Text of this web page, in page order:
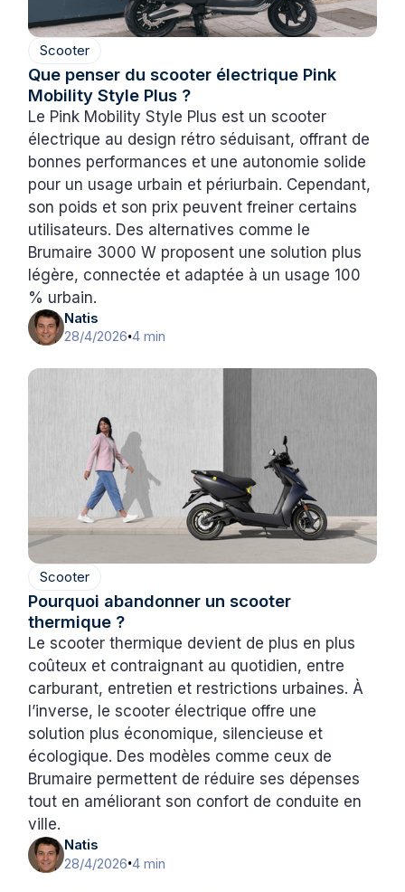
Scooter
Que penser du scooter électrique Pink
Mobility Style Plus ?
Le Pink Mobility Style Plus est un scooter
électrique au design rétro séduisant, offrant de
bonnes performances et une autonomie solide
pour un usage urbain et périurbain. Cependant,
son poids et son prix peuvent freiner certains
utilisateurs. Des alternatives comme le
Brumaire 3000 W proposent une solution plus
légère, connectée et adaptée à un usage 100
% urbain.
Natis
28/4/2026•4 min
Scooter
Pourquoi abandonner un scooter
thermique ?
Le scooter thermique devient de plus en plus
coûteux et contraignant au quotidien, entre
carburant, entretien et restrictions urbaines. À
l’inverse, le scooter électrique offre une
solution plus économique, silencieuse et
écologique. Des modèles comme ceux de
Brumaire permettent de réduire ses dépenses
tout en améliorant son confort de conduite en
ville.
Natis
28/4/2026•4 min